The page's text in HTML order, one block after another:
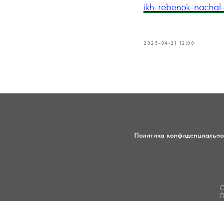
ikh-rebenok-
2025-04-21 12:00
Политика